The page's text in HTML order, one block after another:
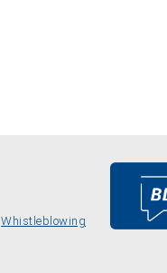
Whistleblowing